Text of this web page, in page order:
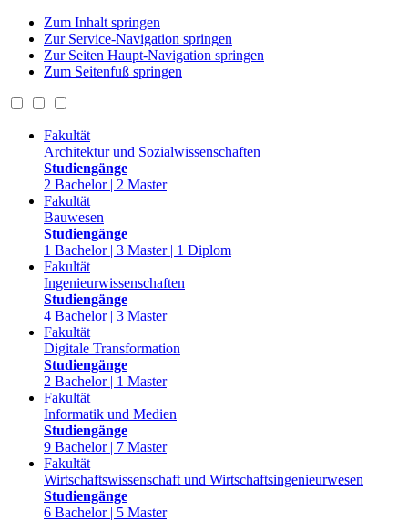
Zum Inhalt springen
Zur Service-Navigation springen
Zur Seiten Haupt-Navigation springen
Zum Seitenfuß springen
Fakultät
Architektur und Sozialwissenschaften
Studiengänge
2 Bachelor | 2 Master
Fakultät
Bauwesen
Studiengänge
1 Bachelor | 3 Master | 1 Diplom
Fakultät
Ingenieurwissenschaften
Studiengänge
4 Bachelor | 3 Master
Fakultät
Digitale Transformation
Studiengänge
2 Bachelor | 1 Master
Fakultät
Informatik und Medien
Studiengänge
9 Bachelor | 7 Master
Fakultät
Wirtschaftswissenschaft und Wirtschaftsingenieurwesen
Studiengänge
6 Bachelor | 5 Master